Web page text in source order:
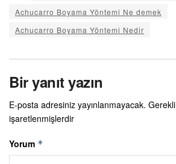
Achucarro Boyama Yöntemi Ne demek
Achucarro Boyama Yöntemi Nedir
Bir yanıt yazın
E-posta adresiniz yayınlanmayacak.
işaretlenmişlerdir
Yorum *